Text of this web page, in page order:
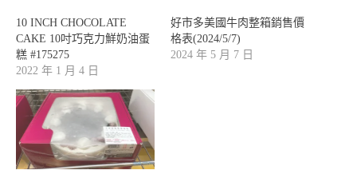
10 INCH CHOCOLATE
CAKE 10吋巧克力鮮奶油蛋
糕 #175275
2022 年 1 月 4 日
好市多美國牛肉整箱銷售價
格表(2024/5/7)
2024 年 5 月 7 日